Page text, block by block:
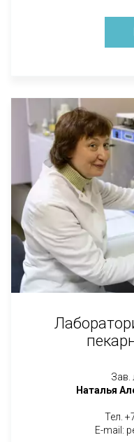
Зав.
Наталья
Тел.
E-mail: